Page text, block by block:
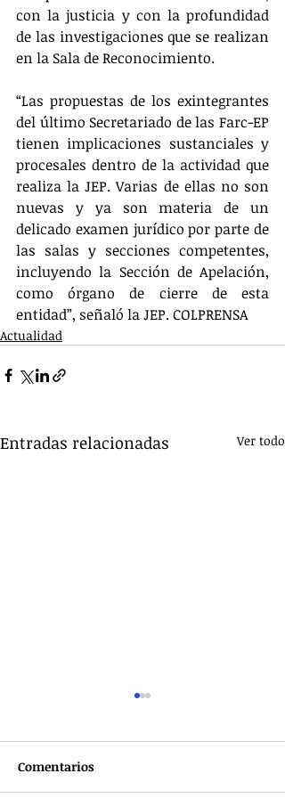
con la justicia y con la profundidad
de las investigaciones que se realizan
en la Sala de Reconocimiento.
“Las propuestas de los exintegrantes
del último Secretariado de las Farc-EP
tienen implicaciones sustanciales y
procesales dentro de la actividad que
realiza la JEP. Varias de ellas no son
nuevas y ya son materia de un
delicado examen jurídico por parte de
las salas y secciones competentes,
incluyendo la Sección de Apelación,
como órgano de cierre de esta
entidad”, señaló la JEP. COLPRENSA
Actualidad
Entradas relacionadas Ver todo
Comentarios